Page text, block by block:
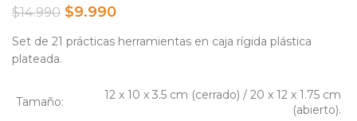
$14.990 $9.990
Set de 21 prácticas herramientas en caja rígida plástica
plateada.
Tamaño:
12 x 10 x 3.5 cm (cerrado) / 20 x 12 x 1.75 cm
(abierto).